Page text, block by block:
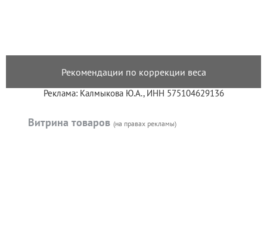
Рекомендации по коррекции веса
Реклама: Калмыкова Ю.А., ИНН 575104629136
Витрина товаров (на правах рекламы)